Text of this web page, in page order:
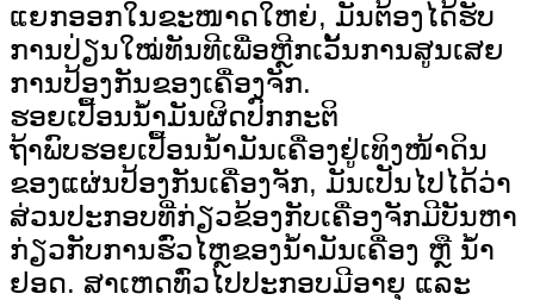
ແຍກອອກໃນຂະໜາດໃຫຍ່, ມັນຕ້ອງໄດ້ຮັບ
ການປ່ຽນໃໝ່ທັນທີເພື່ອຫຼີກເວັ້ນການສູນເສຍ
ການປ້ອງກັນຂອງເຄື່ອງຈັກ.
ຮອຍເປື້ອນນ້ຳມັນຜິດປົກກະຕິ
ຖ້າພົບຮອຍເປື້ອນນ້ຳມັນເຄື່ອງຢູ່ເທິງໜ້າດິນ
ຂອງແຜ່ນປ້ອງກັນເຄື່ອງຈັກ, ມັນເປັນໄປໄດ້ວ່າ
ສ່ວນປະກອບທີ່ກ່ຽວຂ້ອງກັບເຄື່ອງຈັກມີບັນຫາ
ກ່ຽວກັບການຮົ່ວໄຫຼຂອງນ້ຳມັນເຄື່ອງ ຫຼື ນ້ຳ
ຢອດ. ສາເຫດທົ່ວໄປປະກອບມີອາຍຸ ແລະ